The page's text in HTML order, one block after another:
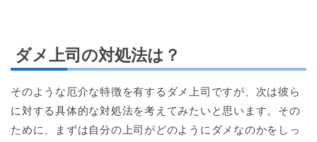
ダメ上司の対処法は？
そのような厄介な特徴を有するダメ上司ですが、次は彼ら
に対する具体的な対処法を考えてみたいと思います。その
ために、まずは自分の上司がどのようにダメなのかをしっ